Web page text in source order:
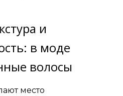
и
в моде
волосы
место